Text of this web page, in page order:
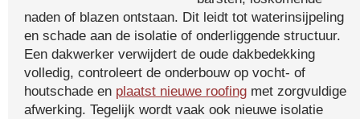
naden of blazen ontstaan. Dit leidt tot waterinsijpeling
en schade aan de isolatie of onderliggende structuur.
Een dakwerker verwijdert de oude dakbedekking
volledig, controleert de onderbouw op vocht- of
houtschade en plaatst nieuwe roofing met zorgvuldige
afwerking. Tegelijk wordt vaak ook nieuwe isolatie